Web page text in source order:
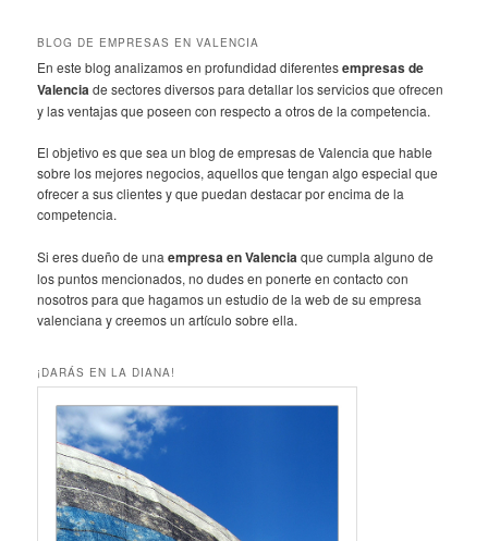
BLOG DE EMPRESAS EN VALENCIA
En este blog analizamos en profundidad diferentesempresas de
Valencia de sectores diversos para detallar los servicios que ofrecen
y las ventajas que poseen con respecto a otros de la competencia.
El objetivo es que sea un blog de empresas de Valencia que hable
sobre los mejores negocios, aquellos que tengan algo especial que
ofrecer a sus clientes y que puedan destacar por encima de la
competencia.
Si eres dueño de unaempresa en Valencia que cumpla alguno de
los puntos mencionados, no dudes en ponerte en contacto con
nosotros para que hagamos un estudio de la web de su empresa
valenciana y creemos un artículo sobre ella.
¡DARÁS EN LA DIANA!